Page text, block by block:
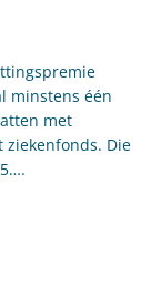
minstens één
met
ziekenfonds. Die